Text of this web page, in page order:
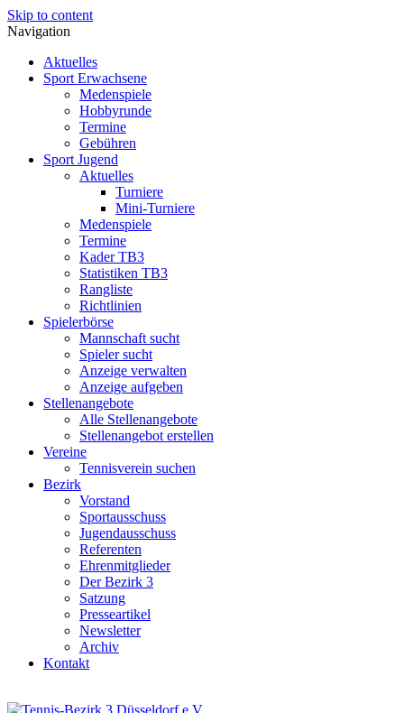
Skip to content
Navigation
Aktuelles
Sport Erwachsene
Medenspiele
Hobbyrunde
Termine
Gebühren
Sport Jugend
Aktuelles
Turniere
Mini-Turniere
Medenspiele
Termine
Kader TB3
Statistiken TB3
Rangliste
Richtlinien
Spielerbörse
Mannschaft sucht
Spieler sucht
Anzeige verwalten
Anzeige aufgeben
Stellenangebote
Alle Stellenangebote
Stellenangebot erstellen
Vereine
Tennisverein suchen
Bezirk
Vorstand
Sportausschuss
Jugendausschuss
Referenten
Ehrenmitglieder
Der Bezirk 3
Satzung
Presseartikel
Newsletter
Archiv
Kontakt